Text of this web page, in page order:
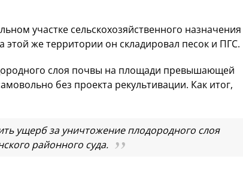
участке сельскохозяйственного назначения
этой же территории он складировал песок и ПГС.
слоя почвы на площади превышающей
без проекта рекультивации. Как итог,
ущерб за уничтожение плодородного слоя
районного суда.